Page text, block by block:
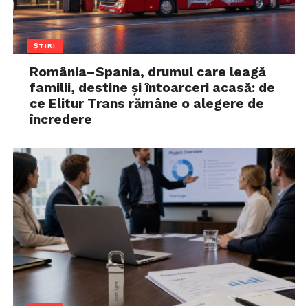
ȘTIRI
România–Spania, drumul care leagă
familii, destine și întoarceri acasă: de
ce Elitur Trans rămâne o alegere de
încredere